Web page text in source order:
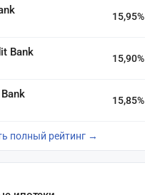
15,95%
Bank 15,90%
15,85%
полный рейтинг →